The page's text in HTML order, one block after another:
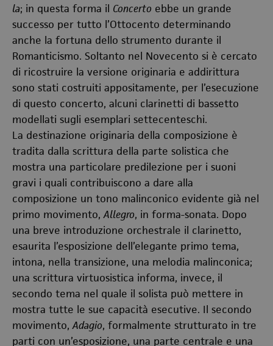
la; in questa forma il Concerto ebbe un grande
successo per tutto l’Ottocento determinando
anche la fortuna dello strumento durante il
Romanticismo. Soltanto nel Novecento si è cercato
di ricostruire la versione originaria e addirittura
sono stati costruiti appositamente, per l’esecuzione
di questo concerto, alcuni clarinetti di bassetto
modellati sugli esemplari settecenteschi.
La destinazione originaria della composizione è
tradita dalla scrittura della parte solistica che
mostra una particolare predilezione per i suoni
gravi i quali contribuiscono a dare alla
composizione un tono malinconico evidente già nel
primo movimento,Allegro, in forma-sonata. Dopo
una breve introduzione orchestrale il clarinetto,
esaurita l’esposizione dell’elegante primo tema,
intona, nella transizione, una melodia malinconica;
una scrittura virtuosistica informa, invece, il
secondo tema nel quale il solista può mettere in
mostra tutte le sue capacità esecutive. Il secondo
movimento,Adagio, formalmente strutturato in tre
parti con un’esposizione, una parte centrale e una